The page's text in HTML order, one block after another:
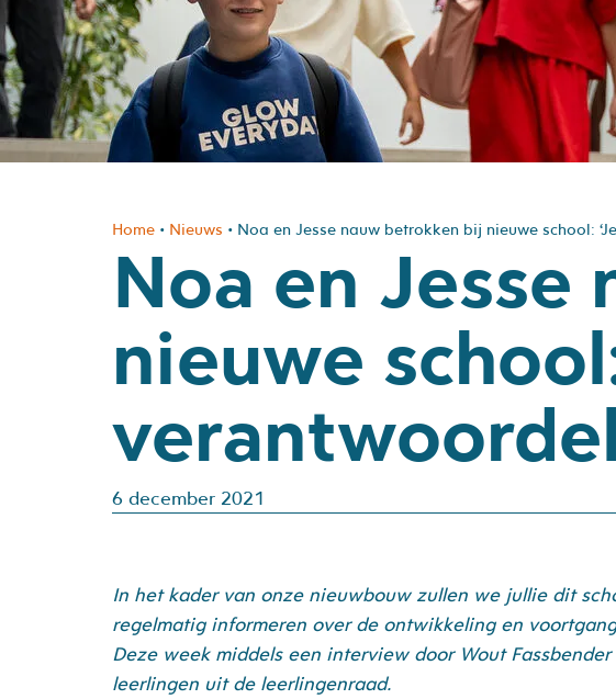
Home • Nieuws • Noa en Jesse nauw betrokken bij nieuwe school:
Noa en
nieuwe
6 december 2021
In het kader van onze nieuwbouw zullen we jullie dit
regelmatig informeren over de ontwikkeling en
Deze week middels een interview door Wout
leerlingen uit de leerlingenraad.